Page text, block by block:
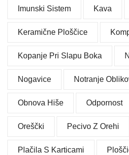
Imunski Sistem Kava
Keramične Ploščice
Kopanje Pri Slapu Boka
Nogavice Notranje
Obnova Hiše Odpornost
Oreščki Pecivo Z Orehi
Plačila S Karticami